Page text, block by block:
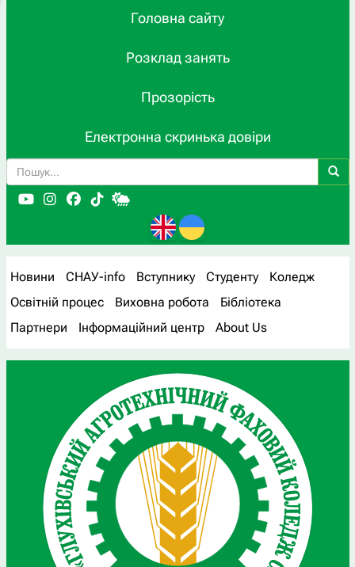
Головна сайту
Розклад занять
Прозорість
Електронна скринька довіри
Новини СНАУ-info Вступнику Студенту
Коледж
Освітній процес
Виховна робота
Бібліотека
Партнери
Інформаційний центр About Us